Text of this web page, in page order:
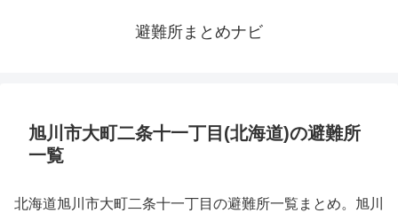
避難所まとめナビ
旭川市大町二条十一丁目(北海道)の避難所
一覧
北海道旭川市大町二条十一丁目の避難所一覧まとめ。旭川